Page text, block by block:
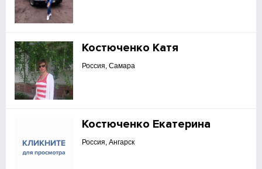
Костюченко Катя
Россия, Самара
Костюченко Екатерина
Россия, Ангарск